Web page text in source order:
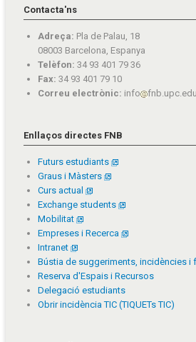
Contacta'ns
Adreça: Pla de Palau, 18
08003 Barcelona, Espanya
Telèfon: 34 93 401 79 36
Fax: 34 93 401 79 10
Correu electrònic: info fnb.upc.edu
Enllaços directes FNB
Futurs estudiants
Graus i Màsters
Curs actual
Exchange students
Mobilitat
Empreses i Recerca
Intranet
Bústia de suggeriments, incidències i
Reserva d'Espais i Recursos
Delegació estudiants
Obrir incidència TIC (TIQUETs TIC)